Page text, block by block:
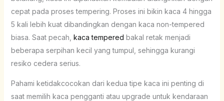
cepat pada proses tempering. Proses ini bikin kaca 4 hingga
5 kali lebih kuat dibandingkan dengan kaca non-tempered
biasa. Saat pecah, kaca tempered bakal retak menjadi
beberapa serpihan kecil yang tumpul, sehingga kurangi
resiko cedera serius.
Pahami ketidakcocokan dari kedua tipe kaca ini penting di
saat memilih kaca pengganti atau upgrade untuk kendaraan